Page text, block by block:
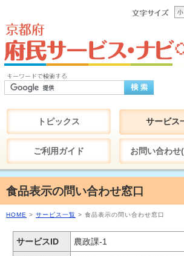
トピックス サービス
ご利用ガイド お問い合わせ
食品表示の問い合わせ窓口
HOME > サービス一覧 > 食品表示の問い合わせ窓口
サービスID 農政課-1